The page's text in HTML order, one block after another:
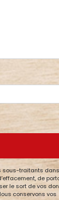
sous-traitants
de
le sort de vos
conservons vos